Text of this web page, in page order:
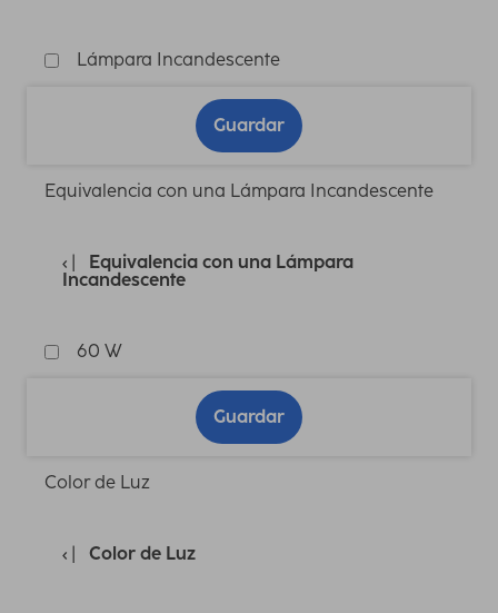
Lámpara Incandescente
Guardar
Equivalencia con una Lámpara Incandescente
Equivalencia con una Lámpara
Incandescente
60 W
Guardar
Color de Luz
Color de Luz